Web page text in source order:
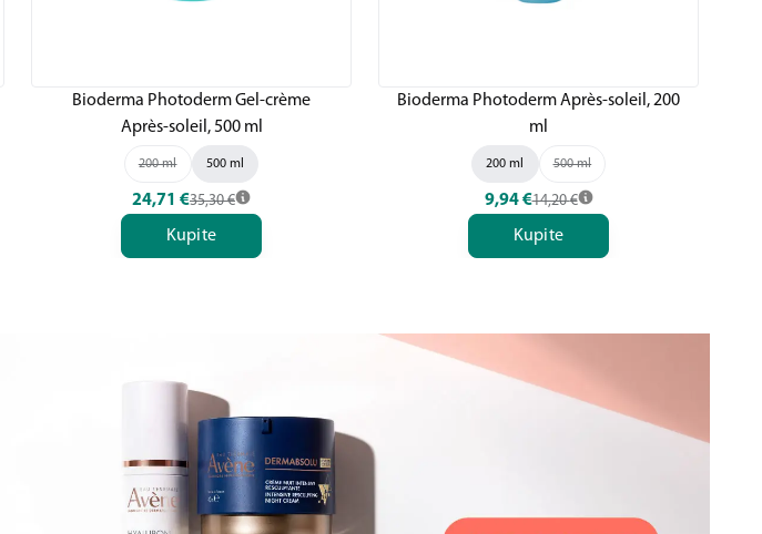
Bioderma Photoderm Gel-crème
Après-soleil, 500 ml
200 ml 500 ml
24,71 €35,30 €
Kupite
Bioderma Photoderm Après-soleil, 200
ml
200 ml 500 ml
9,94 €14,20 €
Kupite